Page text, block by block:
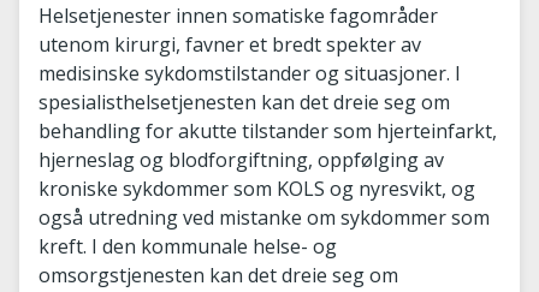
Helsetjenester innen somatiske fagområder
utenom kirurgi, favner et bredt spekter av
medisinske sykdomstilstander og situasjoner. I
spesialisthelsetjenesten kan det dreie seg om
behandling for akutte tilstander som hjerteinfarkt,
hjerneslag og blodforgiftning, oppfølging av
kroniske sykdommer som KOLS og nyresvikt, og
også utredning ved mistanke om sykdommer som
kreft. I den kommunale helse- og
omsorgstjenesten kan det dreie seg om